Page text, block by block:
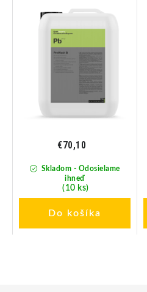
Skladom - Odosielame
ihneď
(10 ks)
€70,10
Do košíka